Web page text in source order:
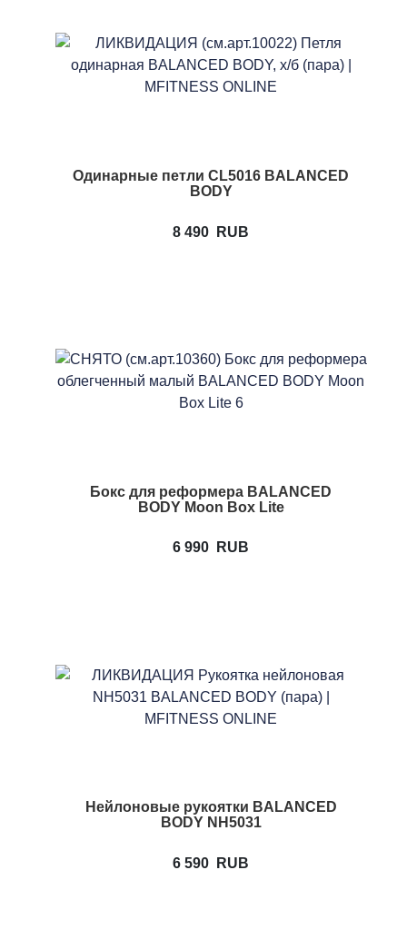
Одинарные петли CL5016 BALANCED
BODY
8 490 RUB
Бокс для реформера BALANCED
BODY Moon Box Lite
6 990 RUB
Нейлоновые рукоятки BALANCED
BODY NH5031
6 590 RUB